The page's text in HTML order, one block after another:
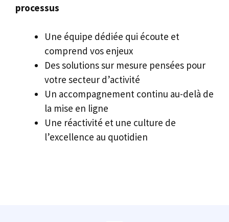
processus
Une équipe dédiée qui écoute et
comprend vos enjeux
Des solutions sur mesure pensées pour
votre secteur d’activité
Un accompagnement continu au-delà de
la mise en ligne
Une réactivité et une culture de
l’excellence au quotidien